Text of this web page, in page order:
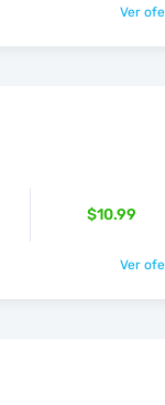
Ver
$10.99
Ver